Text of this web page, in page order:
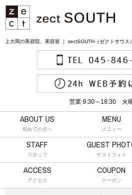
上大岡の美容院、美容室 ｜ zectSOUTH（ゼクトサウ
営業 9:30～18:30 火
ABOUT US
初めての方へ
MENU
メニュー
STAFF
スタッフ
GUEST
ゲストフォト
ACCESS
アクセス
COUPON
クーポン